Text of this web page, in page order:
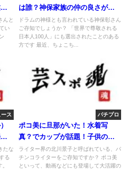
んと
い
は誰？神保家族の仲の良さが話
題！
ドラムの神様とも言われている神保彰さん
ご存知でしょうか？ 「世界で尊敬される
日本人100人」にも選出されたことのある
方です 最近、ちょこち...
ス
たな
る
パチプロ
ポコ美に旦那がいた！水着写
真？でカップが話題！子供の年
齢は？
ライター界の北川景子と呼ばれている、パ
チンコライターをご存知ですか？ ポコ美
といって、動画などにも登場して大活躍の